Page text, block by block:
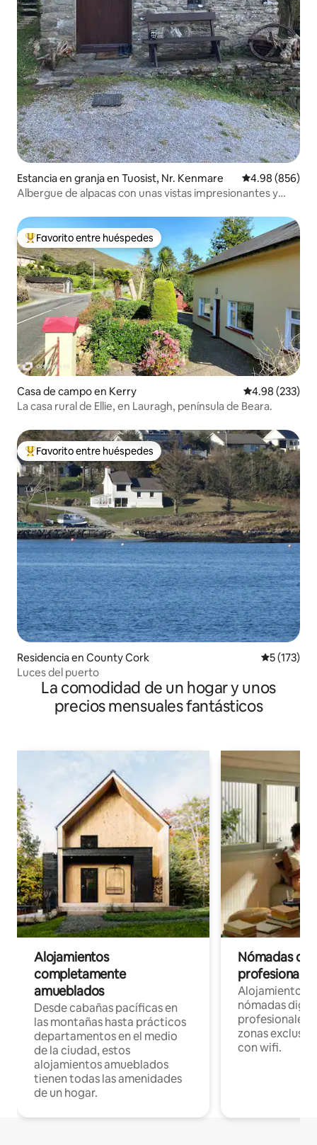
Estancia en granja en Tuosist, Nr. Kenmare Calificación
4.98 (856)
Albergue de alpacas con unas vistas impresionantes y
De los mejores en Favorito entre huéspedes
Favorito entre huéspedes
Casa de campo en Kerry Calificación
4.98 (233)
La casa rural de Ellie, en Lauragh, península de Beara.
De los mejores en Favorito entre huéspedes
Favorito entre huéspedes
Residencia en County Cork
5 (173)
Luces del puerto
La comodidad de un hogar y unos
precios mensuales fantásticos
Alojamientos
completamente
amueblados
Desde cabañas pacíficas en
las montañas hasta prácticos
departamentos en el medio
de la ciudad, estos
alojamientos amueblados
tienen todas las amenidades
de un hogar.
Nómadas
Alojamientos
nómadas
profesionales
zonas
con wifi.